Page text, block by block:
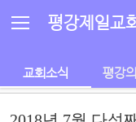
평강제일교
교회소식 평강